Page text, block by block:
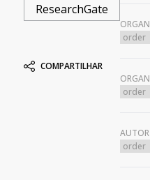
ResearchGate
COMPARTILHAR
AUTOR